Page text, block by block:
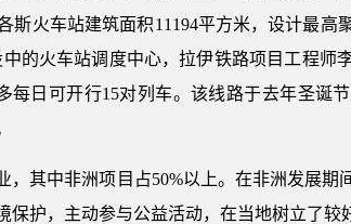
火车站建筑面积11194平方米，设计最高
的火车站调度中心，拉伊铁路项目工程师
日可开行15对列车。该线路于去年圣诞
，其中非洲项目占50%以上。在非洲发展期
护，主动参与公益活动，在当地树立了较